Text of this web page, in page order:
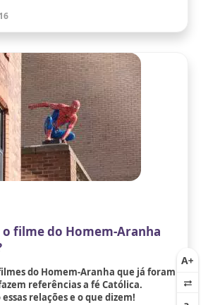
filme do Homem-Aranha
do Homem-Aranha que já foram
referências a fé Católica.
relações e o que dizem!